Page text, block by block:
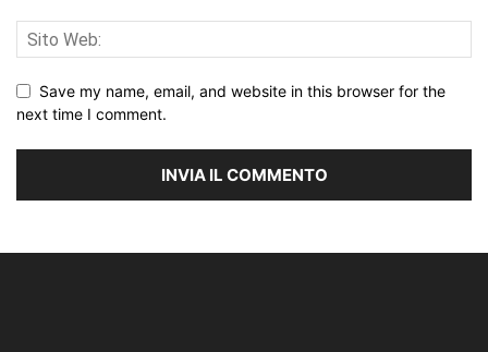
Save my name, email, and website in this browser for the
next time I comment.